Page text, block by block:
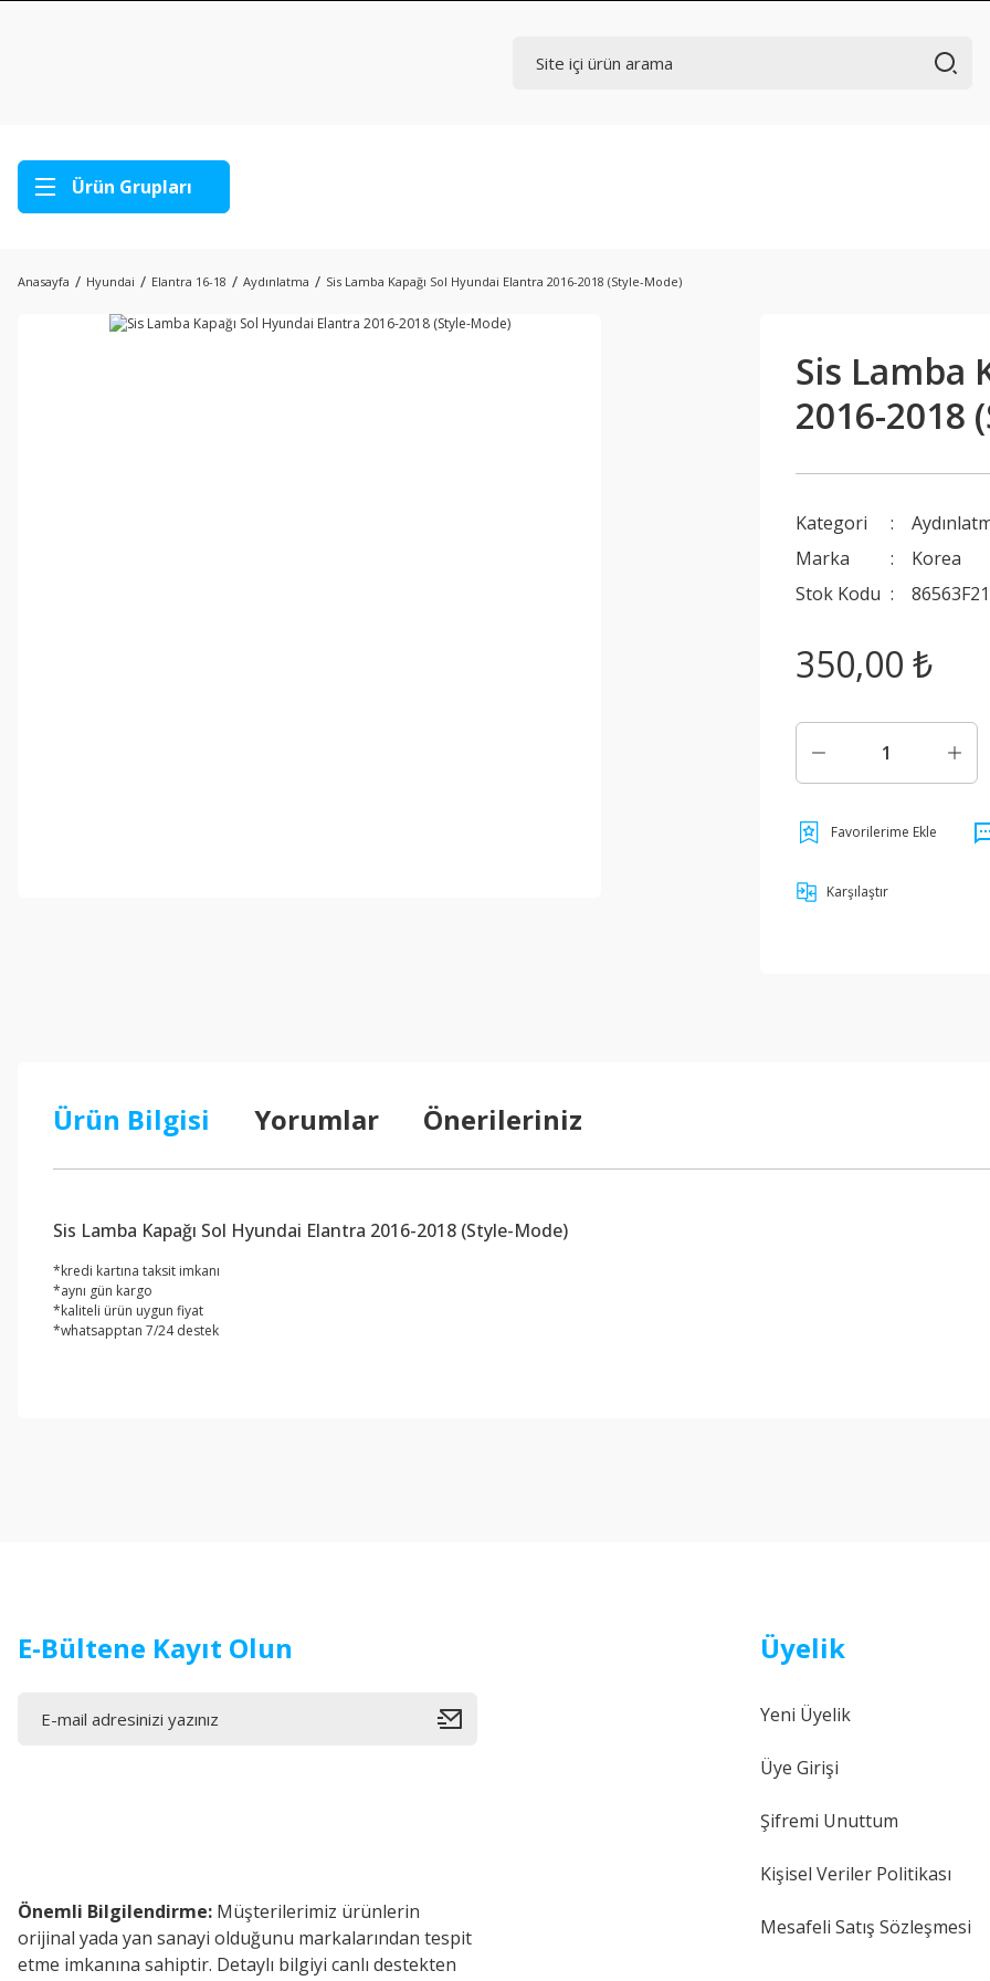
Ürün Grupları
Anasayfa Hyundai Elantra 16-18 Aydınlatma Sis Lamba Kapağı Sol Hyundai Elantra 2016-2018 (Style-Mode)
Sis Lamba
2016-2018
Kategori
Marka
Korea
Stok Kodu
350,00 ₺
Karşılaştır
Ürün Bilgisi Yorumlar Önerileriniz
Sis Lamba Kapağı Sol Hyundai Elantra 2016-2018 (Style-Mode)
*kredi kartına taksit imkanı
*aynı gün kargo
*kaliteli ürün uygun fiyat
*whatsapptan 7/24 destek
E-Bültene Kayıt Olun
Önemli Bilgilendirme: Müşterilerimiz ürünlerin
orijinal yada yan sanayi olduğunu markalarından tespit
etme imkanına sahiptir. Detaylı bilgiyi canlı destekten
Üyelik
Yeni Üyelik
Üye Girişi
Şifremi Unuttum
Kişisel Veriler Politikası
Mesafeli Satış Sözleşmesi